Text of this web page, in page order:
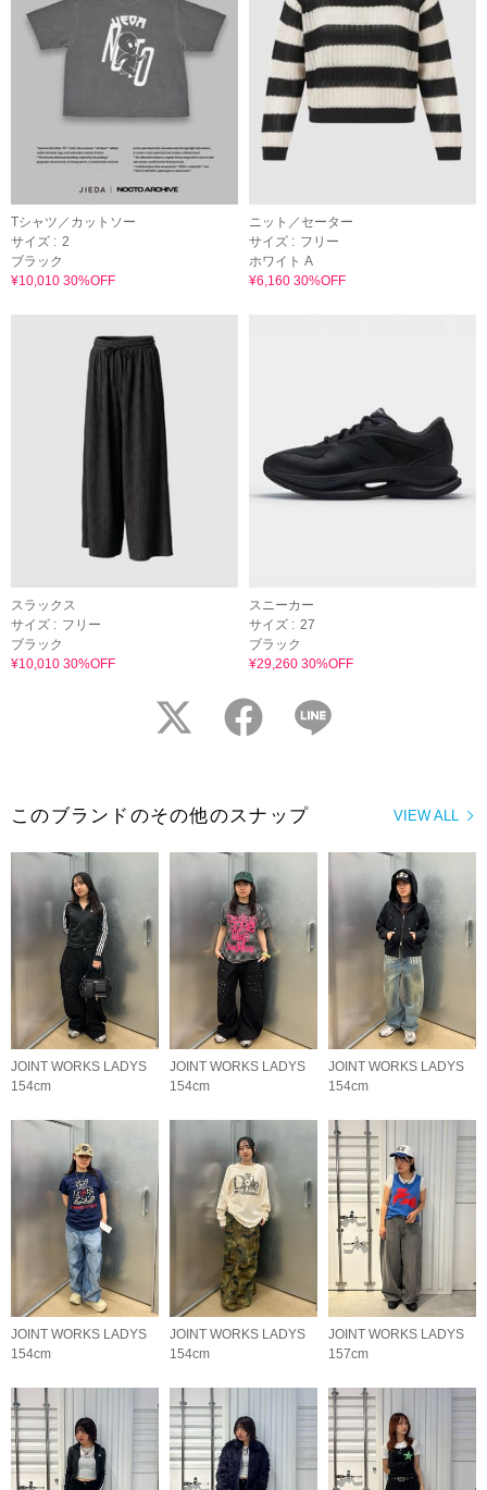
Tシャツ／カットソー
サイズ : 2
ブラック
¥10,010 30%OFF
ニット／セーター
サイズ : フリー
ホワイト A
¥6,160 30%OFF
スラックス
サイズ : フリー
ブラック
¥10,010 30%OFF
スニーカー
サイズ : 27
ブラック
¥29,260 30%OFF
twitter facebook
VIEW ALL
このブランドのその他のスナップ
JOINT WORKS LADYS
154cm
JOINT WORKS LADYS
154cm
JOINT WORKS LADYS
154cm
JOINT WORKS LADYS
154cm
JOINT WORKS LADYS
154cm
JOINT WORKS LADYS
157cm